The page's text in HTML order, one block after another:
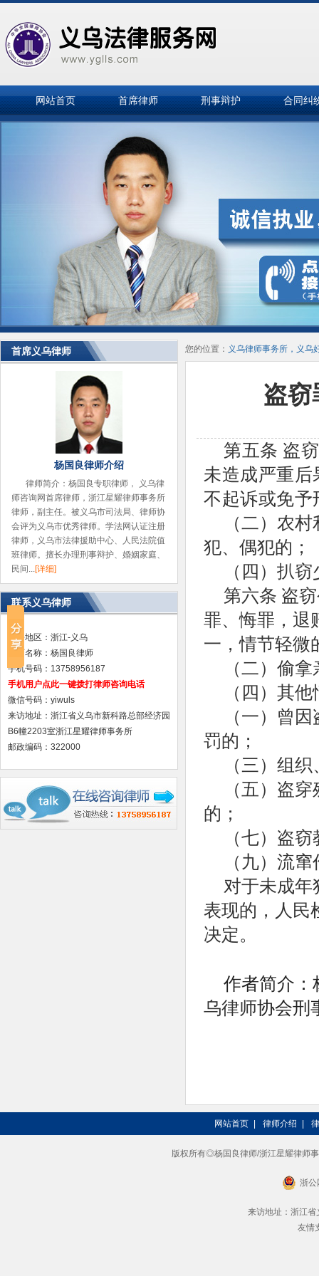
网站首页 首席律师 刑事辩护 合同纠
首席义乌律师
杨国良律师介绍
律师简介：杨国良专职律师， 义乌律
师咨询网首席律师，浙江星耀律师事务所
律师，副主任。被义乌市司法局、律师协
会评为义乌市优秀律师。学法网认证注册
律师，义乌市法律援助中心、人民法院值
班律师。擅长办理刑事辩护、婚姻家庭、
民间...[详细]
联系义乌律师
省份地区：浙江-义乌
律师名称：杨国良律师
手机号码：13758956187
手机用户点此一键拨打律师咨询电话
微信号码：yiwuls
来访地址：浙江省义乌市新科路总部经济园
B6幢2203室浙江星耀律师事务所
邮政编码：322000
您的位置： 义乌律师事务所，义乌
盗窃
第五条 盗
未造成严重后
不起诉或免予
（二）农
犯、偶犯的；
（四）扒
第六条 盗
罪、悔罪，退
一，情节轻微
（二）偷
（四）其
（一）曾
罚的；
（三）组
（五）盗
的；
（七）盗
（九）流
对于未成年
表现的，人民
决定。
作者简介：
乌律师协会刑
网站首页 律师介绍
版权所有◎杨国良律师/浙江星耀律师
浙
来访地址：浙江
友情